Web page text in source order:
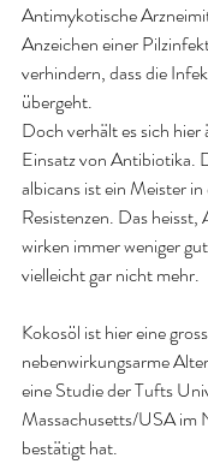
Antimykotische
Anzeichen einer
verhindern, dass die
übergeht.
Doch verhält es sich hier
Einsatz von Antibiotika.
albicans ist ein Meister
Resistenzen. Das
wirken immer weniger
vielleicht gar nicht mehr.
Kokosöl ist hier eine
nebenwirkungsarme
eine Studie der Tufts
Massachusetts/USA im
bestätigt hat.